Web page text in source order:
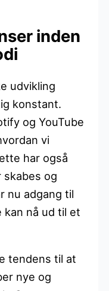
inden
udvikling
konstant.
og YouTube
vi
har også
skabes og
nu adgang til
kan nå ud til et
tendens til at
nye og